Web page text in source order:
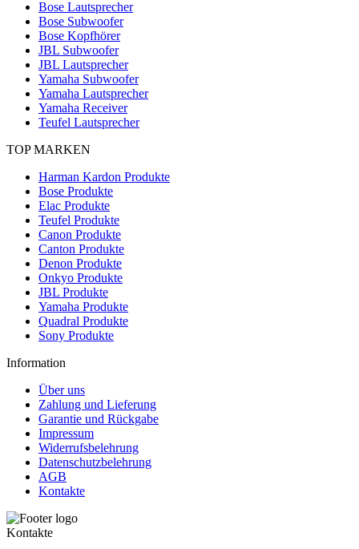
Bose Lautsprecher
Bose Subwoofer
Bose Kopfhörer
JBL Subwoofer
JBL Lautsprecher
Yamaha Subwoofer
Yamaha Lautsprecher
Yamaha Receiver
Teufel Lautsprecher
TOP MARKEN
Harman Kardon Produkte
Bose Produkte
Elac Produkte
Teufel Produkte
Canon Produkte
Canton Produkte
Denon Produkte
Onkyo Produkte
JBL Produkte
Yamaha Produkte
Quadral Produkte
Sony Produkte
Information
Über uns
Zahlung und Lieferung
Garantie und Rückgabe
Impressum
Widerrufsbelehrung
Datenschutzbelehrung
AGB
Kontakte
Kontakte